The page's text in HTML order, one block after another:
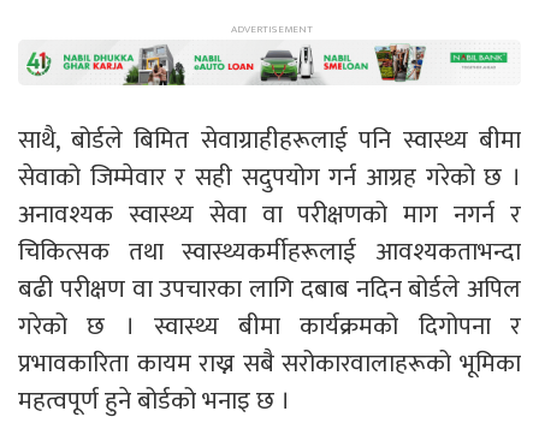
साथै, बोर्डले बिमित सेवाग्राहीहरूलाई पनि स्वास्थ्य बीमा
सेवाको जिम्मेवार र सही सदुपयोग गर्न आग्रह गरेको छ ।
अनावश्यक स्वास्थ्य सेवा वा परीक्षणको माग नगर्न र
चिकित्सक तथा स्वास्थ्यकर्मीहरूलाई आवश्यकताभन्दा
बढी परीक्षण वा उपचारका लागि दबाब नदिन बोर्डले अपिल
गरेको छ । स्वास्थ्य बीमा कार्यक्रमको दिगोपना र
प्रभावकारिता कायम राख्न सबै सरोकारवालाहरूको भूमिका
महत्वपूर्ण हुने बोर्डको भनाइ छ ।